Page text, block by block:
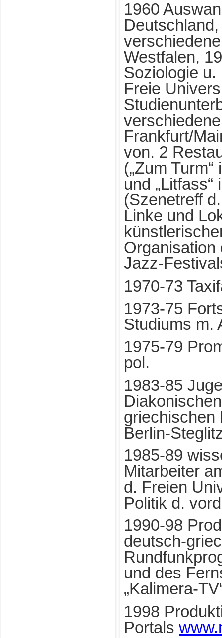
1960
Westfalen,
Soziologie
Freie
Frankfurt/
von. 2
(„Zum
und
(Szenetreff
Linke und
Organisation
Jazz-
1970-73
1973-75
Studiums m.
1975-79
pol.
1983-85
griechischen
Berlin-
1985-89
Mitarbeiter
d. Freien
Politik d.
1990-98
deutsch-
und des
„Kalimera-
1998
Portals